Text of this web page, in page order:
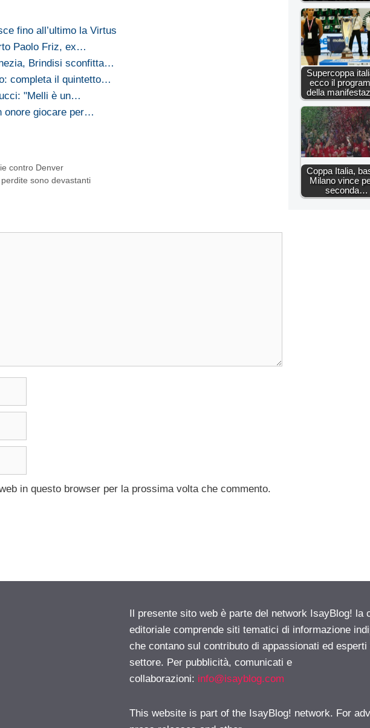
fino all’ultimo la Virtus
Paolo Friz, ex…
Brindisi sconfitta…
completa il quintetto…
"Melli è un…
onore giocare per…
contro Denver
sono devastanti
in questo browser per la prossima volta che commento.
Supercoppa
ecco il
della
Coppa Italia,
Milano vince
seconda…
Il presente sito web è parte del network IsayBlog! la
editoriale comprende siti tematici di informazione
che contano sul contributo di appassionati ed esperti
settore. Per pubblicità, comunicati e
collaborazioni: info@isayblog.com
This website is part of the IsayBlog! network. For